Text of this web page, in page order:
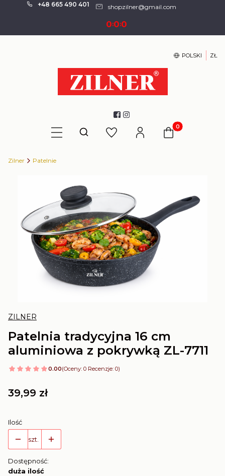
+48 665 490 401 shopzilner@gmail.com
0:0:0
POLSKI ZŁ
Otwórz wyszukiwarkę Produkty w
Zilner Patelnie
ZILNER
Patelnia tradycyjna 16 cm
aluminiowa z pokrywką ZL-7711
0.00(Oceny: 0 Recenzje: 0)
Cena
39,99 zł
Ilość
szt.
Dostępność:
duża ilość